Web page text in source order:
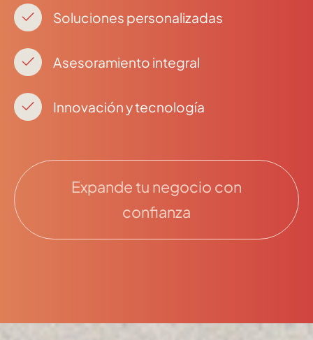
Soluciones personalizadas
Asesoramiento integral
Innovación y tecnología
Expande tu negocio con
confianza